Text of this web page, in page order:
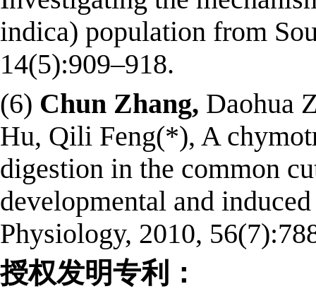
indica) population from
14(5):909–918.
(6) Chun Zhang, Daohua
Hu, Qili Feng(*), A
digestion in the common
developmental and
Physiology, 2010,
授权发明专利：